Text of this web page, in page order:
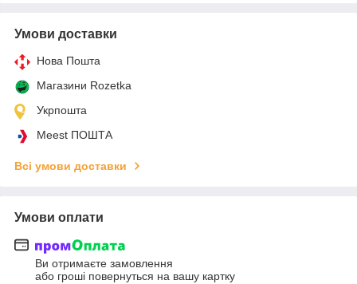
Умови доставки
Нова Пошта
Магазини Rozetka
Укрпошта
Meest ПОШТА
Всі умови доставки
Умови оплати
Ви отримаєте замовлення
або гроші повернуться на вашу картку